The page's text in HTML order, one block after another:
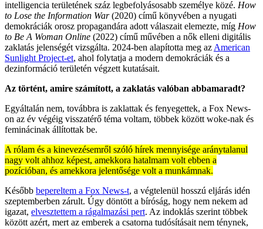
intelligencia területének száz legbefolyásosabb személye közé. How
to Lose the Information War(2020) című könyvében a nyugati
demokráciák orosz propagandára adott válaszait elemezte, míg How
to Be A Woman Online (2022) című művében a nők elleni digitális
zaklatás jelenségét vizsgálta. 2024-ben alapította meg az American
Sunlight Project-et, ahol folytatja a modern demokráciák és a
dezinformáció területén végzett kutatásait.
Az történt, amire számított, a zaklatás valóban abbamaradt?
Egyáltalán nem, továbbra is zaklattak és fenyegettek, a Fox News-
on az év végéig visszatérő téma voltam, többek között woke-nak és
feminácinak állítottak be.
A rólam és a kinevezésemről szóló hírek mennyisége aránytalanul
nagy volt ahhoz képest, amekkora hatalmam volt ebben a
pozícióban, és amekkora jelentősége volt a munkámnak.
Később bepereltem a Fox News-t, a végtelenül hosszú eljárás idén
szeptemberben zárult. Úgy döntött a bíróság, hogy nem nekem ad
igazat, elvesztettem a rágalmazási pert. Az indoklás szerint többek
között azért, mert az emberek a csatorna tudósításait nem ténynek,